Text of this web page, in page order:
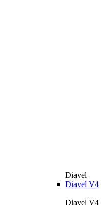
Diavel
Diavel V4
Diavel V4